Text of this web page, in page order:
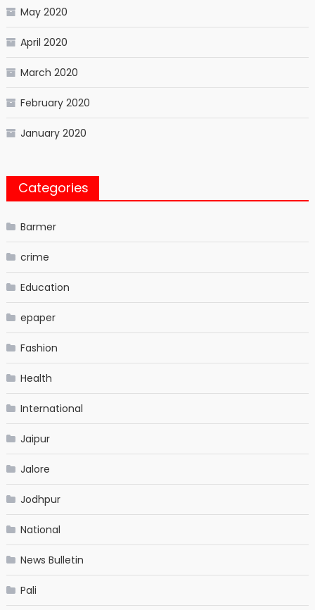
May 2020
April 2020
March 2020
February 2020
January 2020
Categories
Barmer
crime
Education
epaper
Fashion
Health
International
Jaipur
Jalore
Jodhpur
National
News Bulletin
Pali